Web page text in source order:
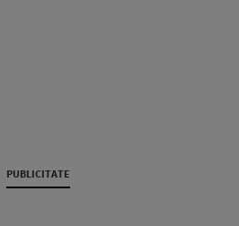
PUBLICITATE